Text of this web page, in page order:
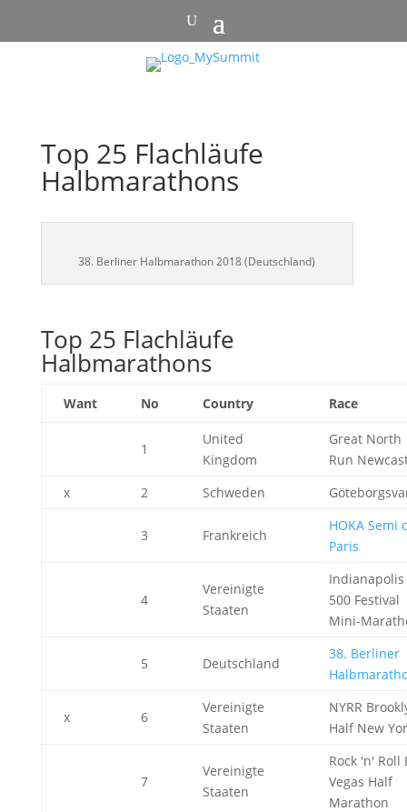
Top 25 Flachläufe
Halbmarathons
38. Berliner Halbmarathon 2018 (Deutschland)
Top 25 Flachläufe
Halbmarathons
Want No Country Race
1
United
Kingdom
Great North
Run
x
2 Schweden
3 Frankreich
HOKA Semi
Paris
4
Vereinigte
Staaten
Indianapolis
500 Festival
Mini-
5 Deutschland
38. Berliner
x 6
Vereinigte
Staaten
NYRR
Half New
7
Vereinigte
Staaten
Rock 'n' Roll
Vegas Half
Marathon